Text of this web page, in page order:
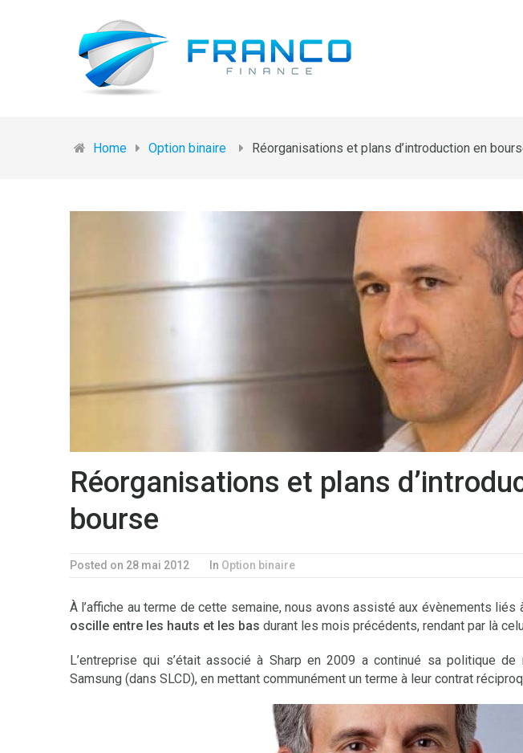
Home Option binaire Réorganisations et plans d’introduction en
Réorganisations et plans
bourse
Posted on 28 mai 2012 In Option binaire
À l’affiche au terme de cette semaine, nous avons assisté aux évènements liés
oscille entre les hauts et les bas durant les mois précédents, rendant par là
L’entreprise qui s’était associé à Sharp en 2009 a continué sa politique de
Samsung (dans SLCD), en mettant communément un terme à leur contrat